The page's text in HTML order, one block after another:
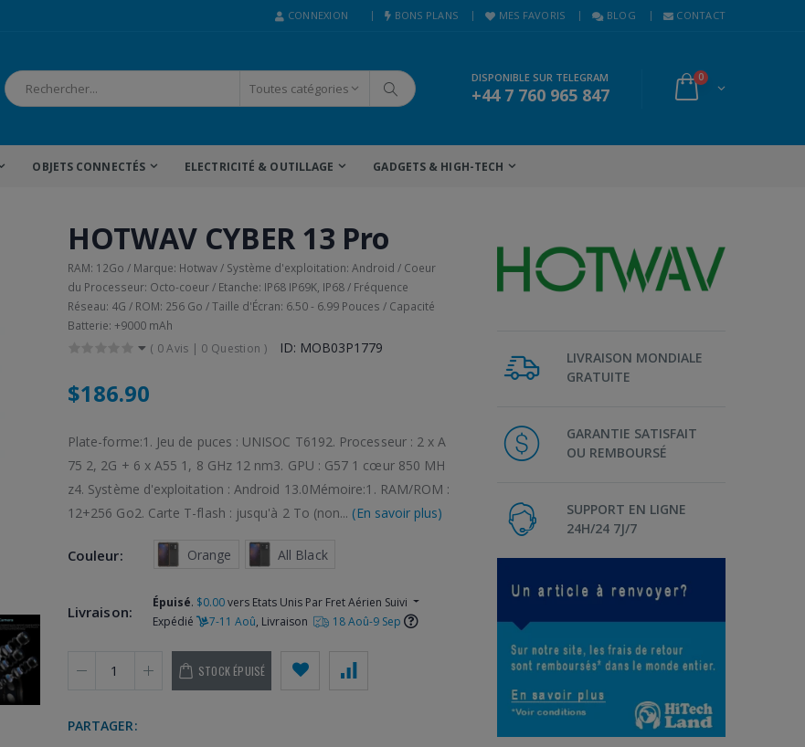
CONNEXION BONS PLANS MES FAVORIS BLOG CONTACT
DISPONIBLE SUR TELEGRAM
+44 7 760 965 847
0
OBJETS CONNECTÉS ELECTRICITÉ & OUTILLAGE GADGETS & HIGH-TECH
HOTWAV CYBER 13 Pro
RAM: 12Go / Marque: Hotwav / Système d'exploitation: Android / Coeur
du Processeur: Octo-coeur / Etanche: IP68 IP69K, IP68 / Fréquence
Réseau: 4G / ROM: 256 Go / Taille d'Écran: 6.50 - 6.99 Pouces / Capacité
Batterie: +9000 mAh
( 0 Avis | 0 Question ) ID: MOB03P1779
$186.90
Plate-forme:1. Jeu de puces : UNISOC T6192. Processeur : 2 x A
75 2, 2G + 6 x A55 1, 8 GHz 12 nm3. GPU : G57 1 cœur 850 MH
z4. Système d'exploitation : Android 13.0Mémoire:1. RAM/ROM :
12+256 Go2. Carte T-flash : jusqu'à 2 To (non... (En savoir plus)
Couleur: Orange All Black
Livraison:
Épuisé. $0.00vers Etats Unis Par Fret Aérien Suivi
Expédié
7-11 Aoû, Livraison 18 Aoû-9 Sep
STOCK ÉPUISÉ
PARTAGER:
LIVRAISON MONDIALE
GRATUITE
GARANTIE SATISFAIT
OU REMBOURSÉ
SUPPORT EN LIGNE
24H/24 7J/7